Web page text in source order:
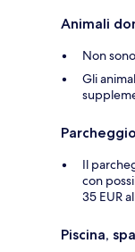
Animali
Non
Gli
Parcheggio
Il
con
35 EUR
Piscina,